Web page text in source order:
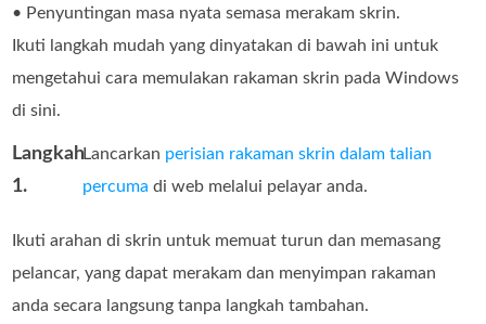
• Penyuntingan masa nyata semasa merakam skrin.
Ikuti langkah mudah yang dinyatakan di bawah ini untuk
mengetahui cara memulakan rakaman skrin pada Windows
di sini.
Langkah
1.
Lancarkan perisian rakaman skrin dalam talian
percuma di web melalui pelayar anda.
Ikuti arahan di skrin untuk memuat turun dan memasang
pelancar, yang dapat merakam dan menyimpan rakaman
anda secara langsung tanpa langkah tambahan.